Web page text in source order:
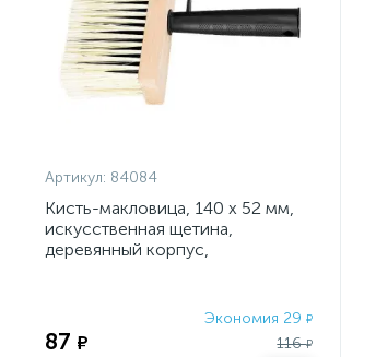
Артикул: 84084
Кисть-макловица, 140 х 52 мм,
искусственная щетина,
деревянный корпус,
Экономия 29₽
87 ₽ 116₽